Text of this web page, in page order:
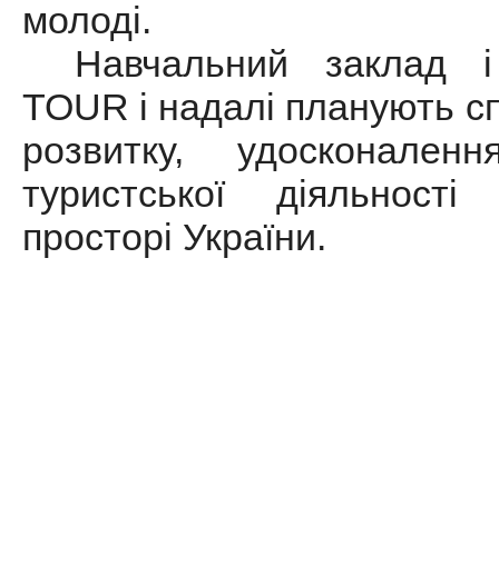
молоді.
Навчальний заклад
TOUR і надалі планують
розвитку,
туристської
просторі України.